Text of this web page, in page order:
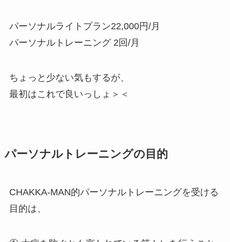
パーソナルライトプラン22,000円/月
パーソナルトレーニング 2回/月
ちょっと少ない気もするが、
最初はこれで良いっしょ＞＜
パーソナルトレーニングの目的
CHAKKA-MAN的パーソナルトレーニングを受ける
目的は、